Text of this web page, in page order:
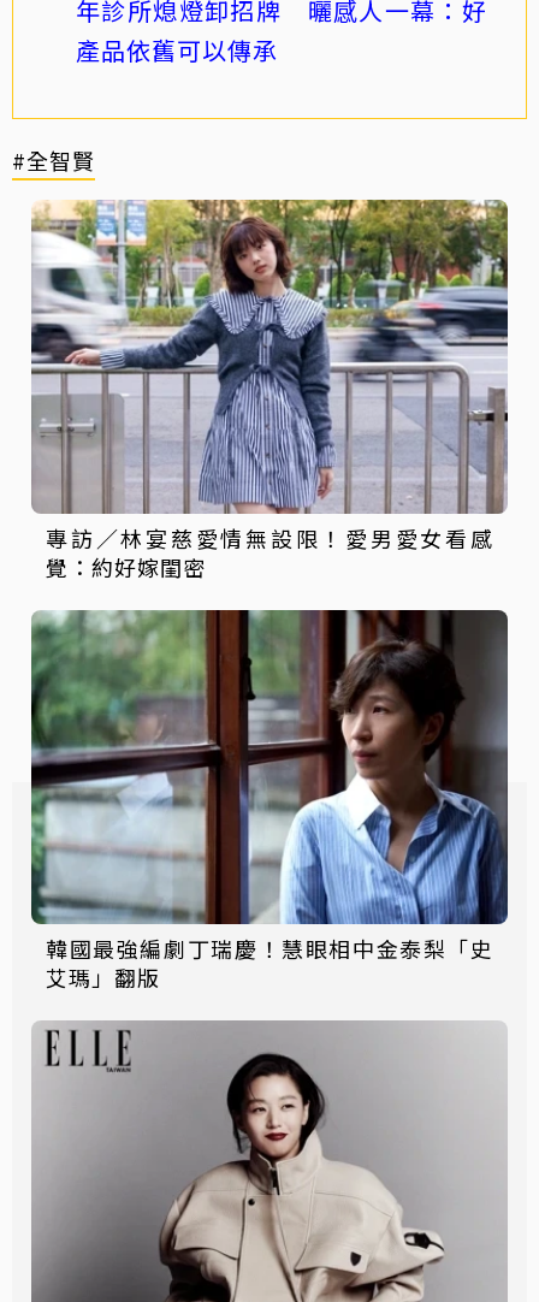
年診所熄燈卸招牌 曬感人一幕：好
產品依舊可以傳承
#全智賢
專訪／林宴慈愛情無設限！愛男愛女看感
覺：約好嫁閨密
韓國最強編劇丁瑞慶！慧眼相中金泰梨「史
艾瑪」翻版